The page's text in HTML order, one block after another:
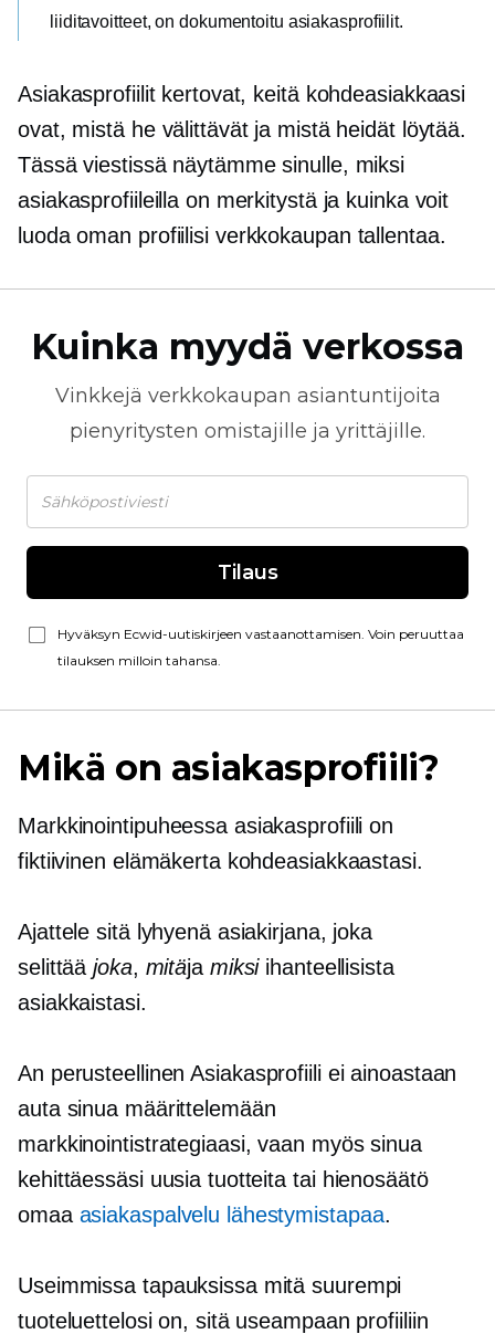
liiditavoitteet, on dokumentoitu asiakasprofiilit.
Asiakasprofiilit kertovat, keitä kohdeasiakkaasi
ovat, mistä he välittävät ja mistä heidät löytää.
Tässä viestissä näytämme sinulle, miksi
asiakasprofiileilla on merkitystä ja kuinka voit
luoda oman profiilisi verkkokaupan tallentaa.
Kuinka myydä verkossa
Vinkkejä verkkokaupan asiantuntijoita
pienyritysten omistajille ja yrittäjille.
Tilaus
Hyväksyn Ecwid-uutiskirjeen vastaanottamisen. Voin peruuttaa
tilauksen milloin tahansa.
Mikä on asiakasprofiili?
Markkinointipuheessa asiakasprofiili on
fiktiivinen elämäkerta kohdeasiakkaastasi.
Ajattele sitä lyhyenä asiakirjana, joka
selittääjoka, mitäja miksiihanteellisista
asiakkaistasi.
An perusteellinen Asiakasprofiili ei ainoastaan ​​
auta sinua määrittelemään
markkinointistrategiaasi, vaan myös sinua
kehittäessäsi uusia tuotteita tai hienosäätö
omaa asiakaspalvelu lähestymistapaa.
Useimmissa tapauksissa mitä suurempi
tuoteluettelosi on, sitä useampaan profiiliin